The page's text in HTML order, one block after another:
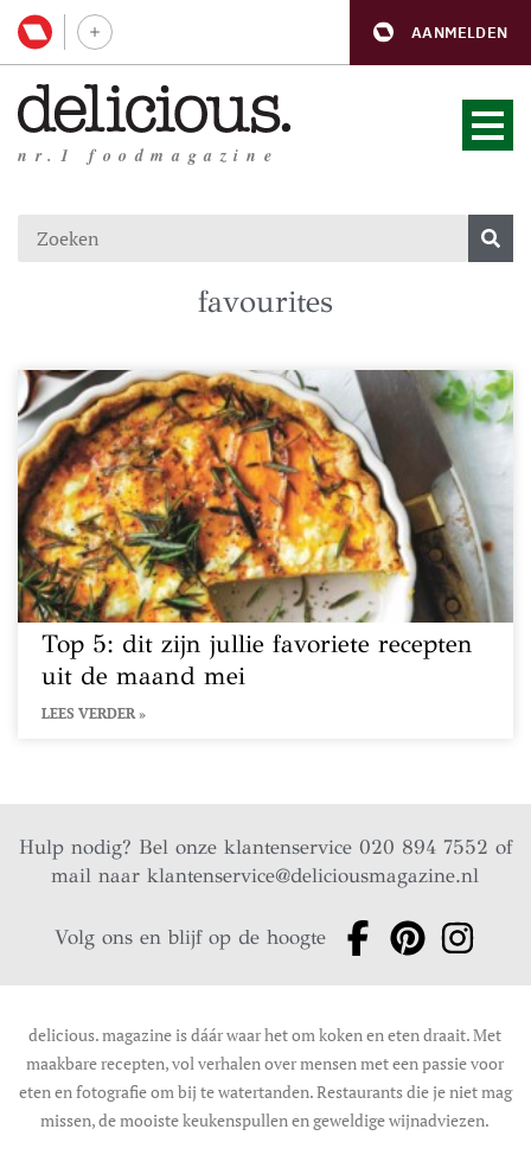
AANMELDEN
nr.1 foodmagazine
favourites
Top 5: dit zijn jullie favoriete recepten
uit de maand mei
LEES VERDER »
Hulp nodig? Bel onze klantenservice 020 894 7552 of
mail naarklantenservice@deliciousmagazine.nl
Volg ons en blijf op de hoogte
delicious. magazine is dáár waar het om koken en eten draait. Met
maakbare recepten, vol verhalen over mensen met een passie voor
eten en fotografie om bij te watertanden. Restaurants die je niet mag
missen, de mooiste keukenspullen en geweldige wijnadviezen.